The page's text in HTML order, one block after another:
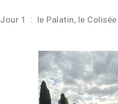
Jour 1 : le Palatin, le